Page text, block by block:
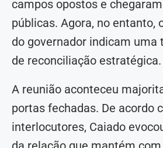
campos opostos e
públicas. Agora, no entanto,
do governador indicam uma
de reconciliação estratégica.
A reunião aconteceu
portas fechadas. De acordo
interlocutores, Caiado